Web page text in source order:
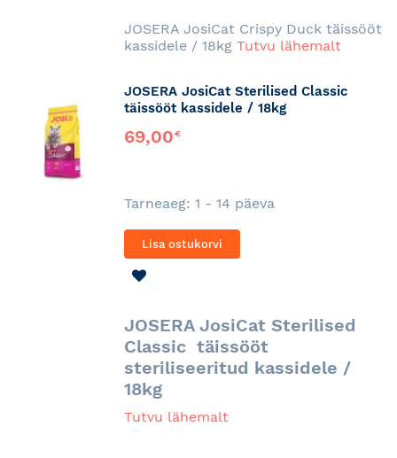
JOSERA JosiCat Crispy Duck täissööt
kassidele / 18kg Tutvu lähemalt
JOSERA JosiCat Sterilised Classic
täissööt kassidele / 18kg
69,00€
Tarneaeg: 1 - 14 päeva
Lisa ostukorvi
JOSERA JosiCat Sterilised
Classic täissööt
steriliseeritud kassidele /
18kg
Tutvu lähemalt